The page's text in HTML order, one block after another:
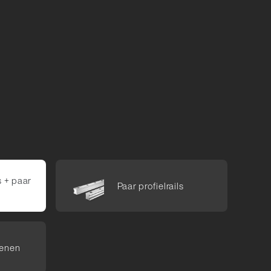
+​ paar
Paar profiel­rails